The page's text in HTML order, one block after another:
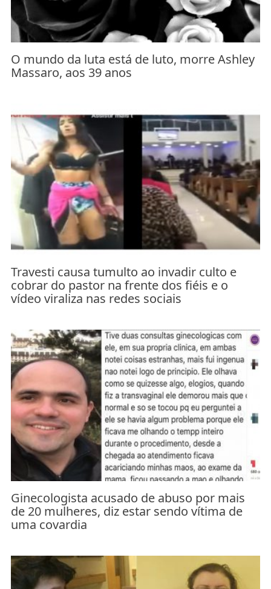
O mundo da luta está de luto, morre Ashley
Massaro, aos 39 anos
Travesti causa tumulto ao invadir culto e
cobrar do pastor na frente dos fiéis e o
vídeo viraliza nas redes sociais
Ginecologista acusado de abuso por mais
de 20 mulheres, diz estar sendo vítima de
uma covardia